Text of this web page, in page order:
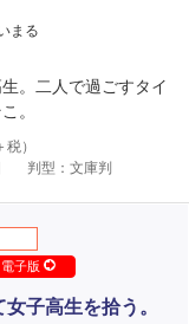
まる
。二人で過ごすタイ
。
税）
判型：文庫判
電子版
子高生を拾う。